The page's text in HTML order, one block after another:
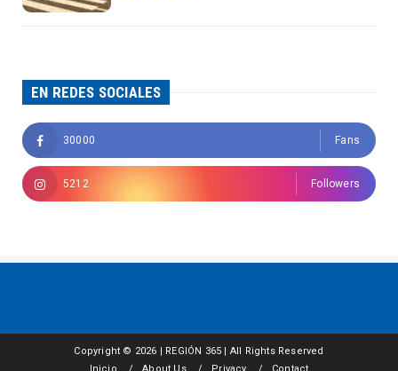
EN REDES SOCIALES
30000 Fans
5212 Followers
Copyright © 2026 | REGIÓN 365 | All Rights Reserved